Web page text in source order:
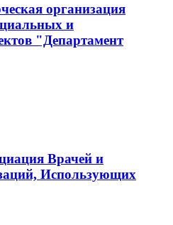
организация
и
"Департамент
Врачей и
Использующих